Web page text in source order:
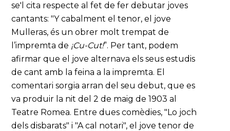
se'l cita respecte al fet de fer debutar joves
cantants: "Y cabalment el tenor, el jove
Mulleras, és un obrer molt trempat de
l’impremta de ¡Cu-Cut!”. Per tant, podem
afirmar que el jove alternava els seus estudis
de cant amb la feina a la impremta. El
comentari sorgia arran del seu debut, que es
va produir la nit del 2 de maig de 1903 al
Teatre Romea. Entre dues comèdies, "Lo joch
dels disbarats" i "A cal notari", el jove tenor de